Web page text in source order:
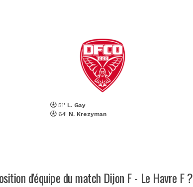
51' L. Gay
64' N. Krezyman
d'équipe du match Dijon F - Le Havre F ?